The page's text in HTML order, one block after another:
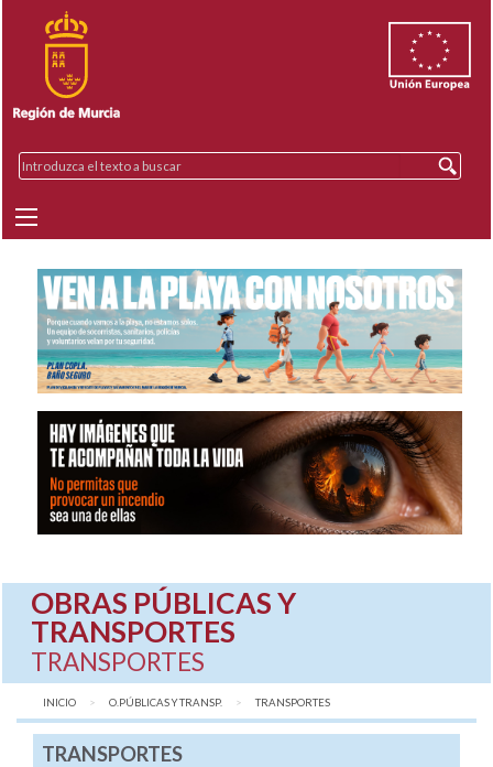
OBRAS PÚBLICAS Y
TRANSPORTES
TRANSPORTES
INICIO O.PÚBLICAS Y TRANSP. AQUÍ:
TRANSPORTES
TRANSPORTES